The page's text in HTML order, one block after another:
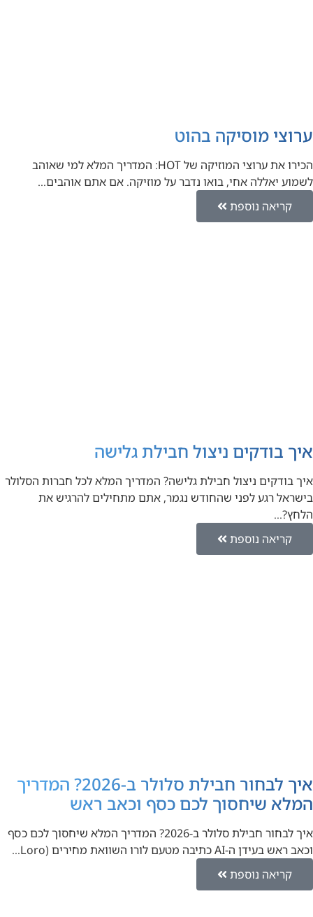
ערוצי מוסיקה בהוט
הכירו את ערוצי המוזיקה של HOT: המדריך המלא למי שאוהב
לשמוע יאללה אחי, בואו נדבר על מוזיקה. אם אתם אוהבים…
קריאה נוספת
איך בודקים ניצול חבילת גלישה
איך בודקים ניצול חבילת גלישה? המדריך המלא לכל חברות הסלולר
בישראל רגע לפני שהחודש נגמר, אתם מתחילים להרגיש את
הלחץ?…
קריאה נוספת
איך לבחור חבילת סלולר ב-2026? המדריך
המלא שיחסוך לכם כסף וכאב ראש
איך לבחור חבילת סלולר ב-2026? המדריך המלא שיחסוך לכם כסף
וכאב ראש בעידן ה-AI כתיבה מטעם לורו השוואת מחירים (Loro…
קריאה נוספת